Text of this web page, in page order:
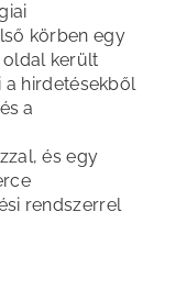
körben egy
került
a hirdetésekből
a
és egy
rendszerrel